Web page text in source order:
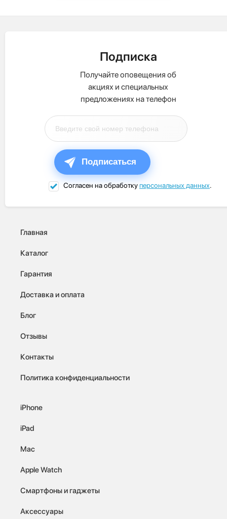
Подписка
Получайте оповещения об
акциях и специальных
предложениях на телефон
Подписаться
Согласен на обработкуперсональных данных.
Главная
Каталог
Гарантия
Доставка и оплата
Блог
Отзывы
Контакты
Политика конфиденциальности
iPhone
iPad
Mac
Apple Watch
Смартфоны и гаджеты
Аксессуары